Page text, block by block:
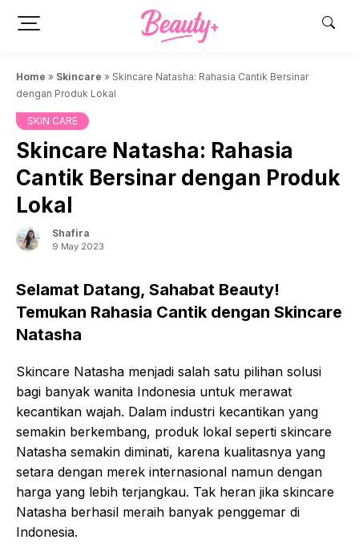
Home » Skincare » Skincare Natasha: Rahasia Cantik Bersinar
dengan Produk Lokal
SKIN CARE
Skincare Natasha: Rahasia
Cantik Bersinar dengan Produk
Lokal
Shafira
9 May 2023
Selamat Datang, Sahabat Beauty!
Temukan Rahasia Cantik dengan Skincare
Natasha
Skincare Natasha menjadi salah satu pilihan solusi
bagi banyak wanita Indonesia untuk merawat
kecantikan wajah. Dalam industri kecantikan yang
semakin berkembang, produk lokal seperti skincare
Natasha semakin diminati, karena kualitasnya yang
setara dengan merek internasional namun dengan
harga yang lebih terjangkau. Tak heran jika skincare
Natasha berhasil meraih banyak penggemar di
Indonesia.